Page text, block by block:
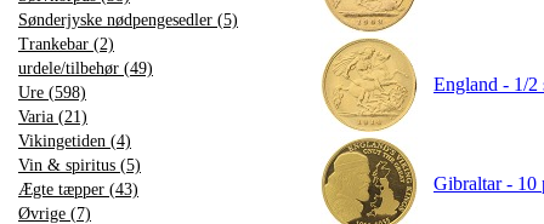
Sønderjyske nødpengesedler (5)
Trankebar (2)
urdele/tilbehør (49)
Ure (598)
Varia (21)
Vikingetiden (4)
Vin & spiritus (5)
Ægte tæpper (43)
Øvrige (7)
England - 1/2
Gibraltar - 10